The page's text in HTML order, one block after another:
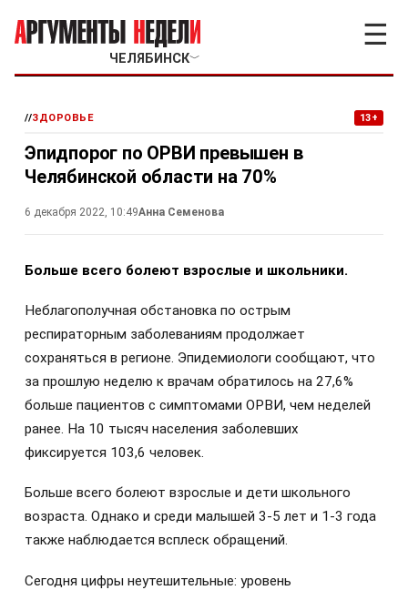
ЧЕЛЯБИНСК﹀
☰
//ЗДОРОВЬЕ 13+
Эпидпорог по ОРВИ превышен в
Челябинской области на 70%
6 декабря 2022, 10:49Анна Семенова
Больше всего болеют взрослые и школьники.
Неблагополучная обстановка по острым
респираторным заболеваниям продолжает
сохраняться в регионе. Эпидемиологи сообщают, что
за прошлую неделю к врачам обратилось на 27,6%
больше пациентов с симптомами ОРВИ, чем неделей
ранее. На 10 тысяч населения заболевших
фиксируется 103,6 человек.
Больше всего болеют взрослые и дети школьного
возраста. Однако и среди малышей 3-5 лет и 1-3 года
также наблюдается всплеск обращений.
Сегодня цифры неутешительные: уровень